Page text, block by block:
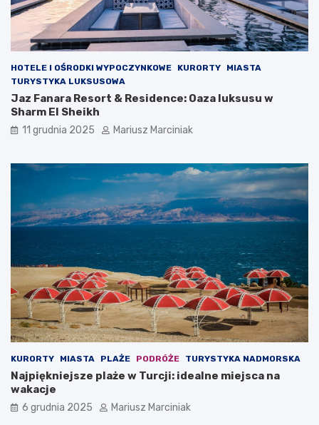
HOTELE I OŚRODKI WYPOCZYNKOWE KURORTY
MIASTA
TURYSTYKA LUKSUSOWA
Jaz Fanara Resort & Residence: Oaza luksusu w
Sharm El Sheikh
11 grudnia 2025 Mariusz Marciniak
KURORTY MIASTA PLAŻE PODRÓŻE TURYSTYKA NADMORSKA
Najpiękniejsze plaże w Turcji: idealne miejsca na
wakacje
6 grudnia 2025 Mariusz Marciniak